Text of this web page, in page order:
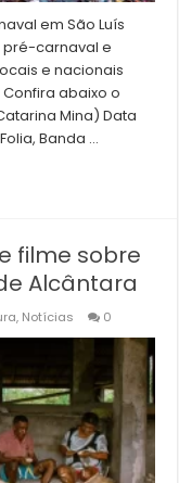
em São Luís
pré-carnaval e
e nacionais
abaixo o
Mina) Data
Banda …
filme sobre
Alcântara
, Notícias 0